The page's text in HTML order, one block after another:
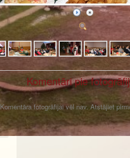
Komentāri pie
Komentāra fotogrāfijai vēl nav. Atstājiet